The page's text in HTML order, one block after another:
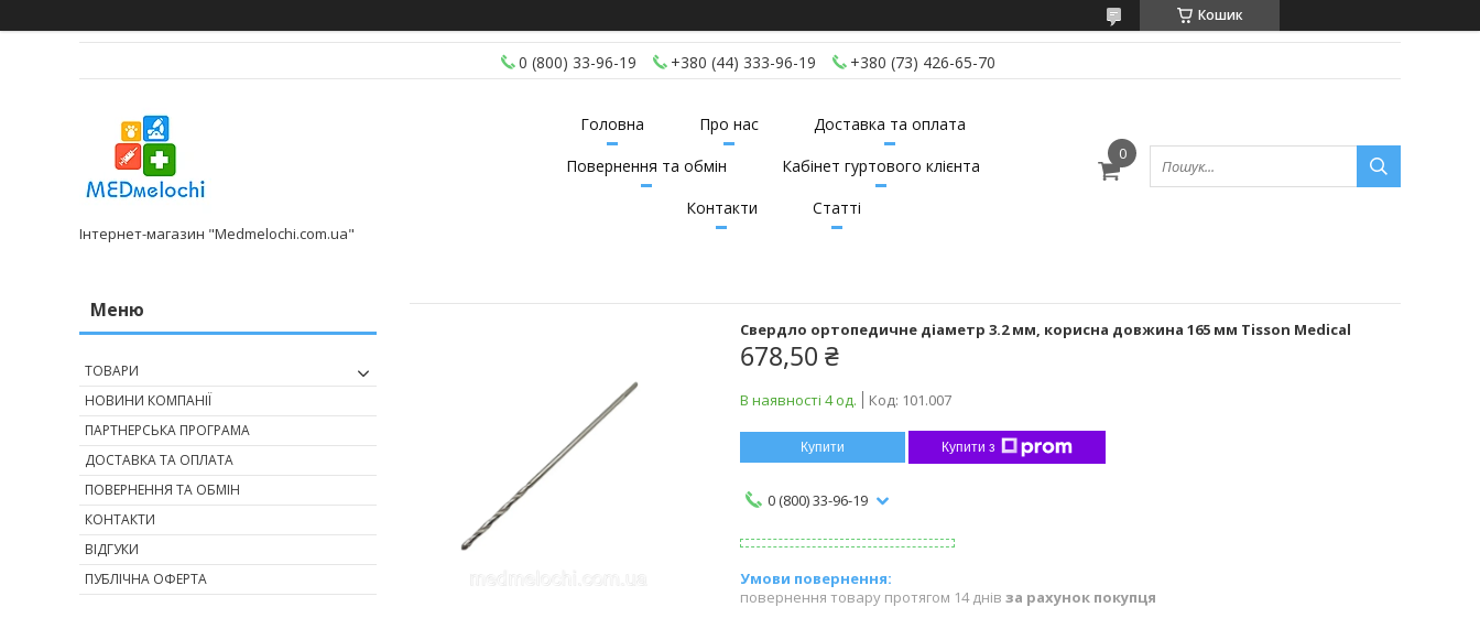
Кошик
0 (800) 33-96-19 +380 (44) 333-96-19 +380 (73) 426-65-70
Інтернет-магазин "Medmelochi.com.ua"
Головна Про нас
Доставка та оплата
Повернення та обмін
Кабінет гуртового клієнта
Контакти
Статті
Свердло ортопедичне діаметр 3.2 мм, корисна довжина 165 мм Tisson Medical
678,50 ₴
В наявності 4 од. Код: 101.007
Купити Купити з
0 (800) 33-96-19
повернення товару протягом 14 днів за рахунок покупця
ТОВАРИ
НОВИНИ КОМПАНІЇ
ПАРТНЕРСЬКА ПРОГРАМА
ДОСТАВКА ТА ОПЛАТА
ПОВЕРНЕННЯ ТА ОБМІН
КОНТАКТИ
ВІДГУКИ
ПУБЛІЧНА ОФЕРТА